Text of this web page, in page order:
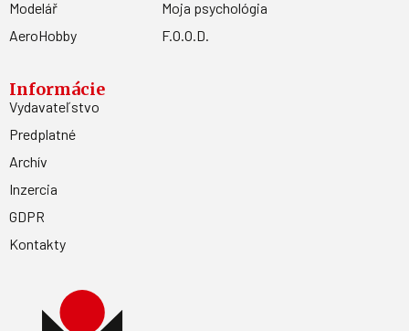
Modelář
AeroHobby
Moja psychológia
F.O.O.D.
Informácie
Vydavateľstvo
Predplatné
Archív
Inzercia
GDPR
Kontakty